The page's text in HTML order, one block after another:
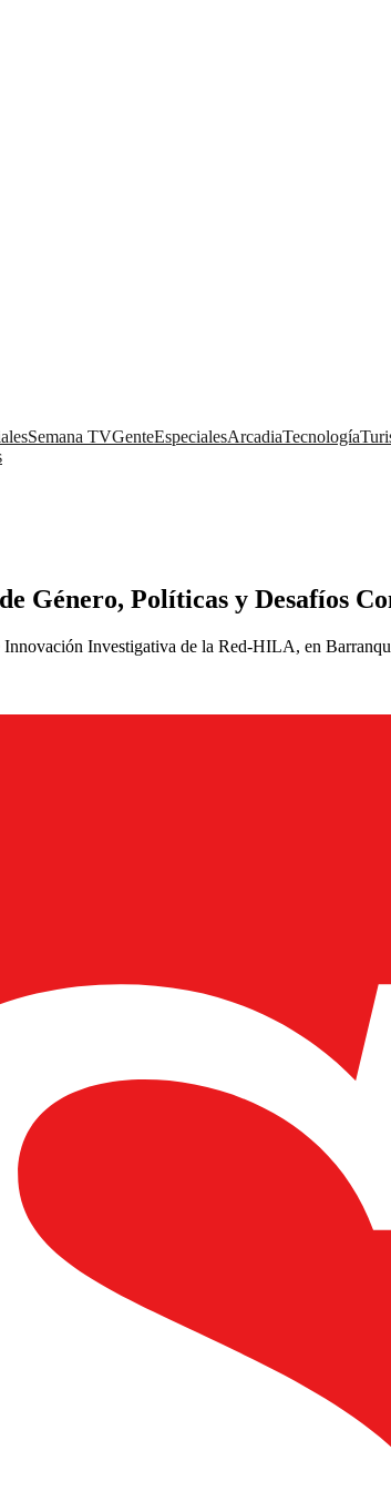
Semana TVGenteEspecialesArcadiaTecnología
Género, Políticas y Desafíos
Innovación Investigativa de la Red-HILA, en